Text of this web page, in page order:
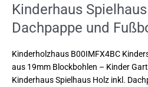
Kinderhaus
Dachpappe und
Kinderholzhaus B00IMFX4BC
aus 19mm Blockbohlen – Kinder
Kinderhaus Spielhaus Holz inkl.